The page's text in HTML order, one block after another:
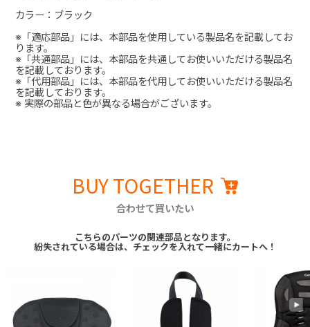
カラー：ブラック
※「適応部品」には、本部品を使用している製品名を記載してお
ります。
※「共通部品」には、本部品を共通してお使いいただける製品名
を記載しております。
※「代用部品」には、本部品を代用してお使いいただける製品名
を記載しております。
※ 実際の部品と色が異なる場合がございます。
BUY TOGETHER
合わせて買いたい
こちらのパーツの関連部品となります。
紛失されている場合は、チェックを入れて一緒にカートへ！